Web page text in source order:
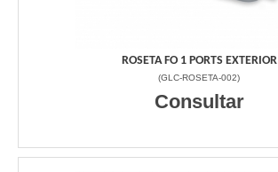
ROSETA FO 1 PORTS EXTERIOR
(GLC-ROSETA-002)
Consultar